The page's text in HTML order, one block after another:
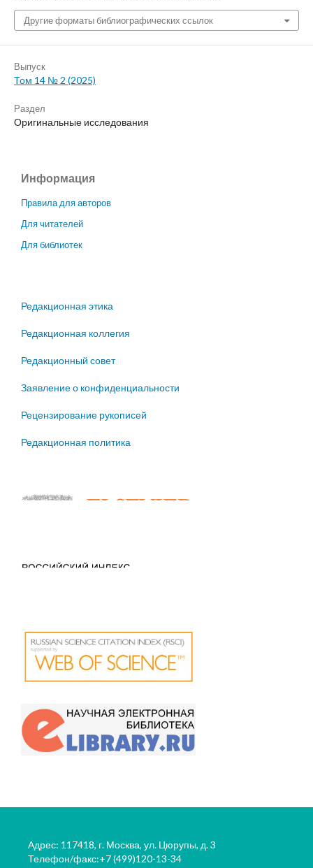
Другие форматы библиографических ссылок
Выпуск
Том 14 № 2 (2025)
Раздел
Оригинальные исследования
Информация
Правила для авторов
Для читателей
Для библиотек
Редакционная этика
Редакционная коллегия
Редакционный совет
Заявление о конфиденциальности
Рецензирование рукописей
Редакционная политика
Адрес: 117418, г. Москва, ул. Цюрупы, д. 3
Телефон/факс:+7 (499)120-13-34